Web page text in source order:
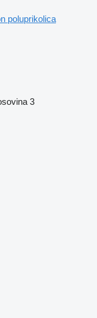
poluprikolica
3